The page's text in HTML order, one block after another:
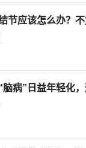
节应该怎么办？
脑病”日益年轻化